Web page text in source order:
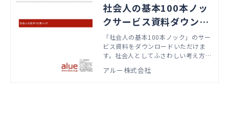
社会人の基本100本ノッ
クサービス資料ダウンロ
ード
「社会人の基本100本ノック」のサー
ビス資料をダウンロードいただけま
す。社会人としてふさわしい考え方や
アルー株式会社